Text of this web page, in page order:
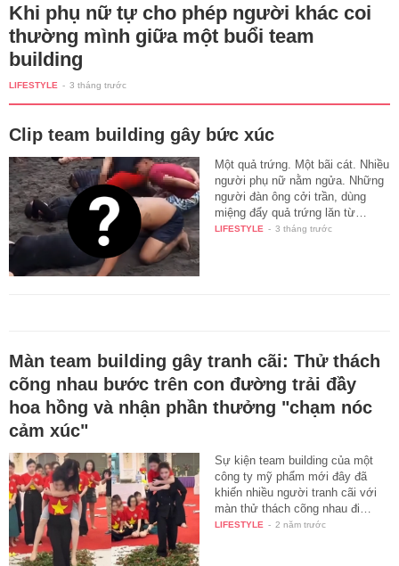
Khi phụ nữ tự cho phép người khác coi
thường mình giữa một buổi team
building
LIFESTYLE - 3 tháng trước
Clip team building gây bức xúc
Một quả trứng. Một bãi cát. Nhiều
người phụ nữ nằm ngửa. Những
người đàn ông cởi trần, dùng
miệng đẩy quả trứng lăn từ…
LIFESTYLE - 3 tháng trước
Màn team building gây tranh cãi: Thử thách
cõng nhau bước trên con đường trải đầy
hoa hồng và nhận phần thưởng "chạm nóc
cảm xúc"
Sự kiện team building của một
công ty mỹ phẩm mới đây đã
khiến nhiều người tranh cãi với
màn thử thách cõng nhau đi…
LIFESTYLE - 2 năm trước